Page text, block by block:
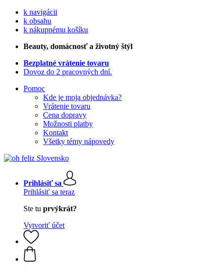
k navigácii
k obsahu
k nákupnému košíku
Beauty, domácnosť a životný štýl
Bezplatné vrátenie tovaru
Dovoz do 2 pracovných dní.
Pomoc
Kde je moja objednávka?
Vrátenie tovaru
Cena dopravy
Možnosti platby
Kontakt
Všetky témy nápovedy
Prihlásiť sa
Prihlásiť sa teraz
Ste tu prvýkrát?
Vytvoriť účet